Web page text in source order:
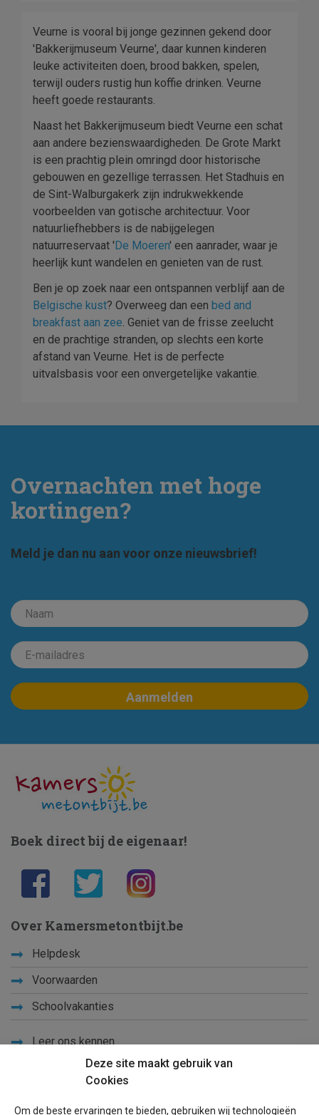
Veurne is vooral bij jonge gezinnen gekend door
'Bakkerijmuseum Veurne', daar kunnen kinderen
leuke activiteiten doen, brood bakken, spelen,
terwijl ouders rustig hun koffie drinken. Veurne
heeft goede restaurants.
Naast het Bakkerijmuseum biedt Veurne een schat
aan andere bezienswaardigheden. De Grote Markt
is een prachtig plein omringd door historische
gebouwen en gezellige terrassen. Het Stadhuis en
de Sint-Walburgakerk zijn indrukwekkende
voorbeelden van gotische architectuur. Voor
natuurliefhebbers is de nabijgelegen
natuurreservaat 'De Moeren' een aanrader, waar je
heerlijk kunt wandelen en genieten van de rust.
Ben je op zoek naar een ontspannen verblijf aan de
Belgische kust? Overweeg dan een bed and
breakfast aan zee. Geniet van de frisse zeelucht
en de prachtige stranden, op slechts een korte
afstand van Veurne. Het is de perfecte
uitvalsbasis voor een onvergetelijke vakantie.
Overnachten met hoge
kortingen?
Meld je dan nu aan voor onze nieuwsbrief!
Deze site maakt gebruik van
Cookies
Om de beste ervaringen te bieden, gebruiken wij technologieën
Boek direct bij de eigenaar!
Over Kamersmetontbijt.be
Helpdesk
Voorwaarden
Schoolvakanties
Leer ons kennen